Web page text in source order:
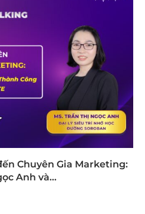
Chuyên Gia Marketing:
Anh và...